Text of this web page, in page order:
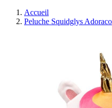
Accueil
Peluche Squidglys